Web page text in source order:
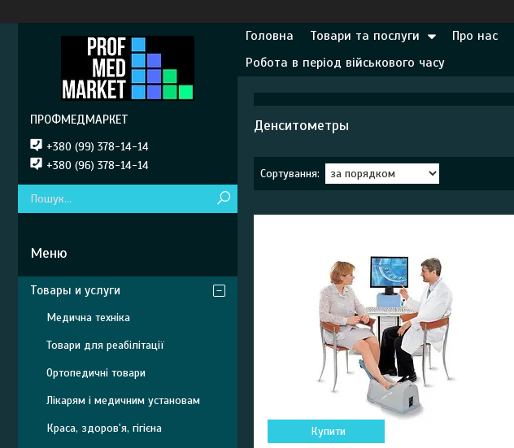
Головна Товари та послуги Про нас
Робота в період військового часу
Денситометры
Купити
ПРОФМЕДМАРКЕТ
+380 (99) 378-14-14
+380 (96) 378-14-14
Товары и услуги
Медична техніка
Товари для реабілітації
Ортопедичні товари
Лікарям і медичним установам
Краса, здоров'я, гігієна